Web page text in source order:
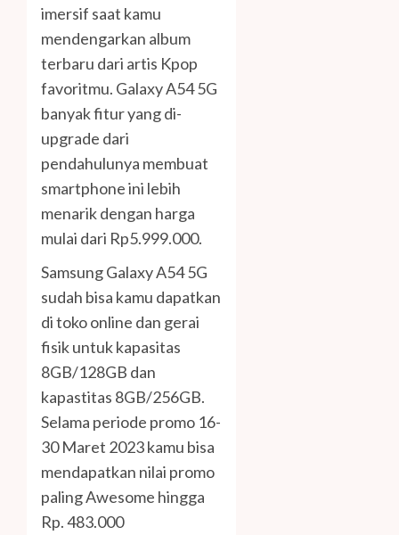
imersif saat kamu
mendengarkan album
terbaru dari artis Kpop
favoritmu. Galaxy A54 5G
banyak fitur yang di-
upgrade dari
pendahulunya membuat
smartphone ini lebih
menarik dengan harga
mulai dari Rp5.999.000.
Samsung Galaxy A54 5G
sudah bisa kamu dapatkan
di toko online dan gerai
fisik untuk kapasitas
8GB/128GB dan
kapastitas 8GB/256GB.
Selama periode promo 16-
30 Maret 2023 kamu bisa
mendapatkan nilai promo
paling Awesome hingga
Rp. 483.000